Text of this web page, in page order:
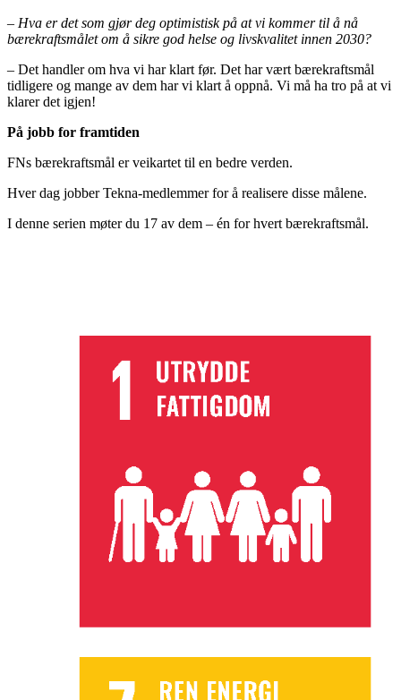
– Hva er det som gjør deg optimistisk på at vi kommer til å nå
bærekraftsmålet om å sikre god helse og livskvalitet innen 2030?
– Det handler om hva vi har klart før. Det har vært bærekraftsmål
tidligere og mange av dem har vi klart å oppnå. Vi må ha tro på at vi
klarer det igjen!
På jobb for framtiden
FNs bærekraftsmål er veikartet til en bedre verden.
Hver dag jobber Tekna-medlemmer for å realisere disse målene.
I denne serien møter du 17 av dem – én for hvert bærekraftsmål.